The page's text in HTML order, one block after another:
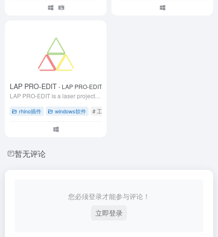
LAP PRO-EDIT- LAP PRO-EDIT
rhino插件 windows软件 # 工业激光投影
暂无评论
您必须登录才能参与评论！
立即登录